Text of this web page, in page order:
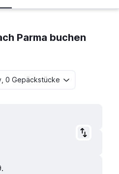
Parma buchen
0 Gepäckstücke